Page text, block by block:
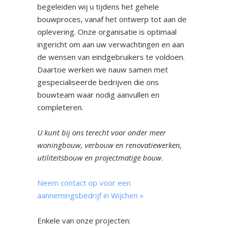
begeleiden wij u tijdens het gehele
bouwproces, vanaf het ontwerp tot aan de
oplevering. Onze organisatie is optimaal
ingericht om aan uw verwachtingen en aan
de wensen van eindgebruikers te voldoen.
Daartoe werken we nauw samen met
gespecialiseerde bedrijven die ons
bouwteam waar nodig aanvullen en
completeren.
U kunt bij ons terecht voor onder meer
woningbouw, verbouw en renovatiewerken,
utiliteitsbouw en projectmatige bouw.
Neem contact op voor een
aannemingsbedrijf in Wijchen »
Enkele van onze projecten: